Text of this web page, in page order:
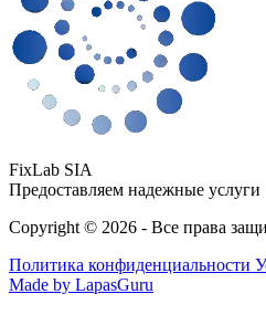
FixLab SIA
Предоставляем надежные услуги
Copyright © 2026 - Все права
Политика конфиденциальности
Made by LapasGuru